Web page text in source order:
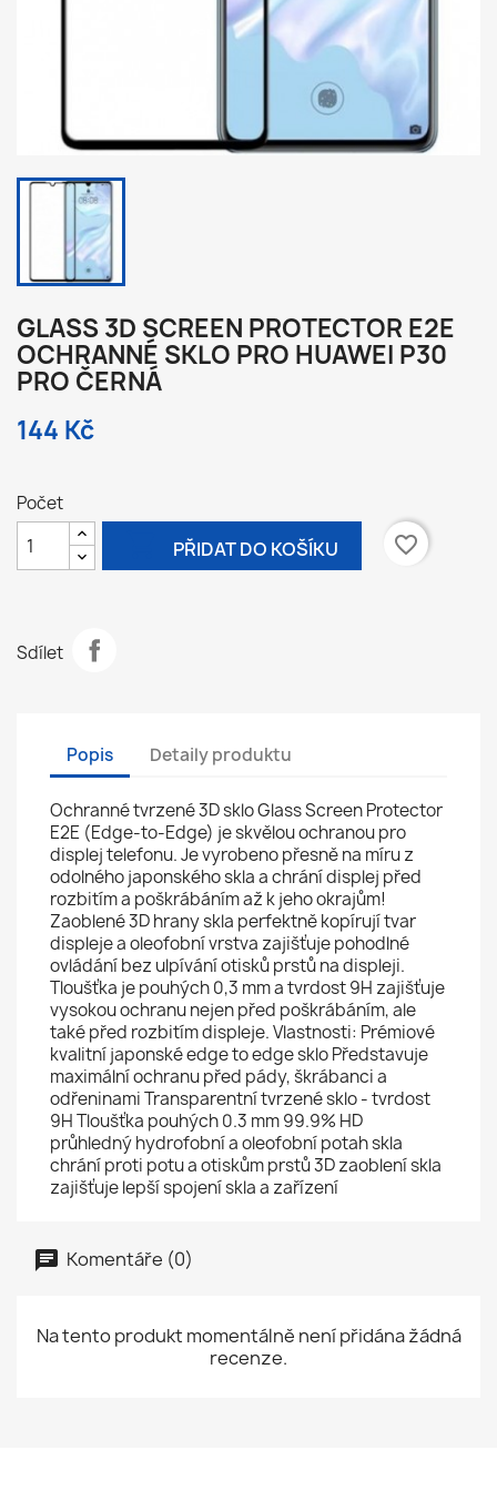
GLASS 3D SCREEN PROTECTOR E2E
OCHRANNÉ SKLO PRO HUAWEI P30
PRO ČERNÁ
144 Kč
Počet
PŘIDAT DO KOŠÍKU favorite_border
Sdílet
Popis Detaily produktu
Ochranné tvrzené 3D sklo Glass Screen Protector
E2E (Edge-to-Edge) je skvělou ochranou pro
displej telefonu. Je vyrobeno přesně na míru z
odolného japonského skla a chrání displej před
rozbitím a poškrábáním až k jeho okrajům!
Zaoblené 3D hrany skla perfektně kopírují tvar
displeje a oleofobní vrstva zajišťuje pohodlné
ovládání bez ulpívání otisků prstů na displeji.
Tloušťka je pouhých 0,3 mm a tvrdost 9H zajišťuje
vysokou ochranu nejen před poškrábáním, ale
také před rozbitím displeje. Vlastnosti: Prémiové
kvalitní japonské edge to edge sklo Představuje
maximální ochranu před pády, škrábanci a
odřeninami Transparentní tvrzené sklo - tvrdost
9H Tloušťka pouhých 0.3 mm 99.9% HD
průhledný hydrofobní a oleofobní potah skla
chrání proti potu a otiskům prstů 3D zaoblení skla
zajišťuje lepší spojení skla a zařízení
Komentáře (0)
Na tento produkt momentálně není přidána žádná
recenze.